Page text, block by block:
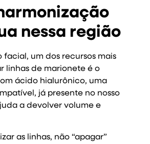
nessa região
facial, um dos recursos mais
linhas de marionete é o
ácido hialurônico, uma
já presente no nosso
a devolver volume e
as linhas, não “apagar”